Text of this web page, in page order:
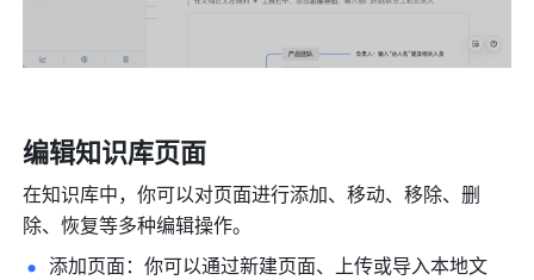
编辑知识库页面
在知识库中，你可以对页面进行添加、移动、移除、删
除、恢复等多种编辑操作。
添加页面：你可以通过新建页面、上传或导入本地文